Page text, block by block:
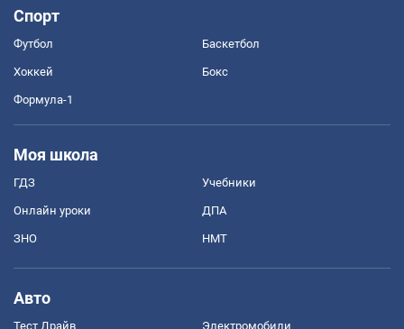
Спорт
Футбол Баскетбол
Хоккей Бокс
Формула-1
Моя школа
ГДЗ Учебники
Онлайн уроки ДПА
ЗНО НМТ
Авто
Тест Драйв Электромобили